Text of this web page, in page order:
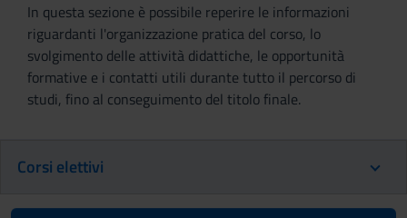
In questa sezione è possibile reperire le informazioni
riguardanti l'organizzazione pratica del corso, lo
svolgimento delle attività didattiche, le opportunità
formative e i contatti utili durante tutto il percorso di
studi, fino al conseguimento del titolo finale.
Corsi elettivi